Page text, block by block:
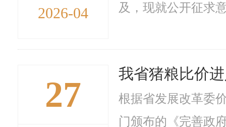
2026-04
及，现就公开征求
27
我省猪粮比价
根据省发展改革委
门颁布的《完善政